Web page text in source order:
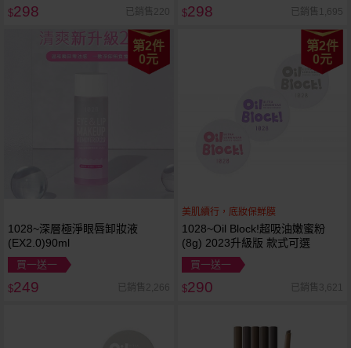
$298 已銷售220 $298 已銷售1,695
第2件
0元
1028~深層極淨眼唇卸妝液
(EX2.0)90ml
買一送一
$249 已銷售2,266
第2件
0元
美肌續行，底妝保鮮膜
1028~Oil Block!超吸油嫩蜜粉
(8g) 2023升級版 款式可選
買一送一
$290 已銷售3,621